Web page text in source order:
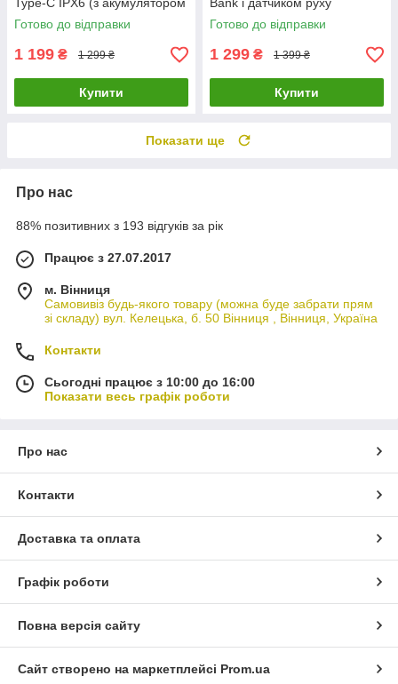
3000 мА·год)
Готово до відправки
1 199 ₴ 1 299 ₴
Купити
Готово до відправки
1 299 ₴ 1 399 ₴
Купити
Показати ще
Про нас
88% позитивних з 193 відгуків за рік
Працює з 27.07.2017
м. Вінниця
Самовивіз будь-якого товару (можна буде забрати прям
зі складу) вул. Келецька, б. 50 Вінниця , Вінниця, Україна
Контакти
Сьогодні працює з 10:00 до 16:00
Показати весь графік роботи
Про нас
Контакти
Доставка та оплата
Графік роботи
Повна версія сайту
Сайт створено на маркетплейсі Prom.ua